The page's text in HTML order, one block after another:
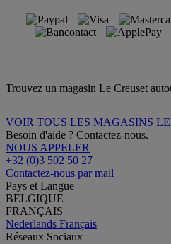
Trouvez un magasin Le Creuset
VOIR TOUS LES MAGASINS
Besoin d'aide ? Contactez-nous.
NOUS APPELER
+32 (0)3 502 50 27
Contactez-nous par mail
Pays et Langue
BELGIQUE
FRANÇAIS
Nederlands Français
Réseaux Sociaux